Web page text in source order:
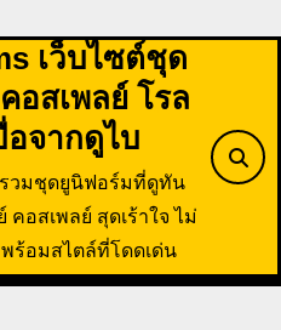
เว็บไซต์ชุด
อสเพลย์ โรล
อจากดูไบ
รวมชุดยูนิฟอร์มที่ดูทัน
คอสเพลย์ สุดเร้าใจ ไม่
ร้อมสไตล์ที่โดดเด่น